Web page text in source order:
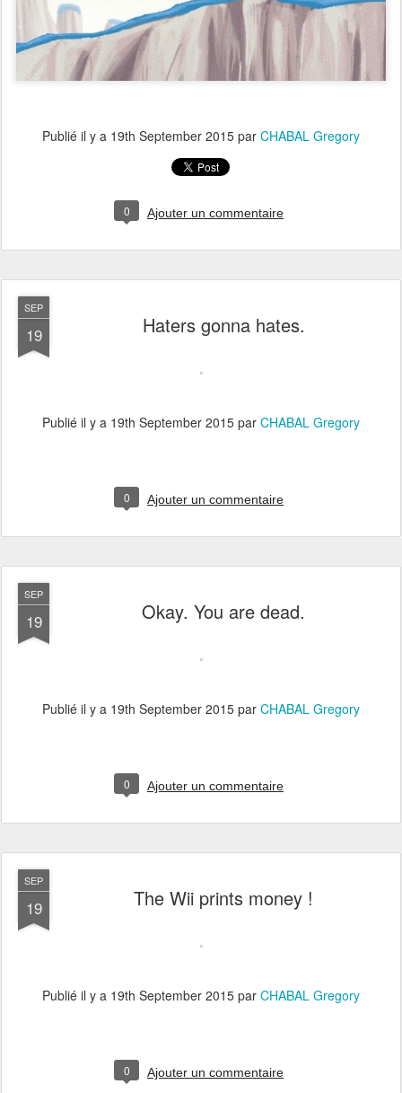
Publié il y a 19th September 2015 par CHABAL Gregory
0 Ajouter un commentaire
SEP
19 Haters gonna hates.
Publié il y a 19th September 2015 par CHABAL Gregory
0 Ajouter un commentaire
SEP
19 Okay. You are dead.
Publié il y a 19th September 2015 par CHABAL Gregory
0 Ajouter un commentaire
SEP
19 The Wii prints money !
Publié il y a 19th September 2015 par CHABAL Gregory
0 Ajouter un commentaire